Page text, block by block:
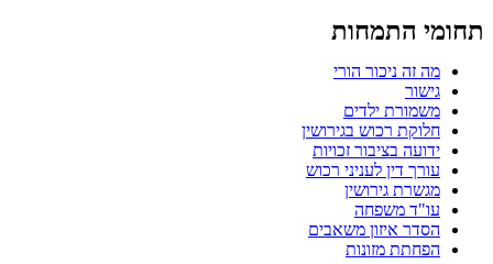
תחומי התמחות
מה זה ניכור הורי
גישור
משמורת ילדים
חלוקת רכוש בגירושין
ידועה בציבור זכויות
עורך דין לעניני רכוש
מגשרת גירושין
עו"ד משפחה
הסדר איזון משאבים
הפחתת מזונות